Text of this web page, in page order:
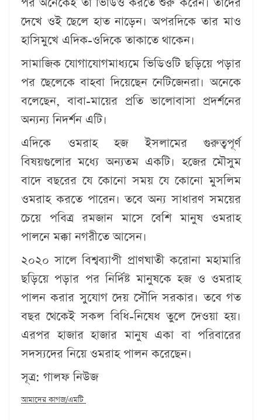
দেখে ওই ছেলে হাত নাড়েন। অপরদিকে তার মাও
হাসিমুখে এদিক-ওদিকে তাকাতে থাকেন।
সামাজিক যোগাযোগমাধ্যমে ভিডিওটি ছড়িয়ে পড়ার
পর ছেলেকে বাহবা দিয়েছেন নেটিজেনরা। অনেকে
বলেছেন, বাবা-মায়ের প্রতি ভালোবাসা প্রদর্শনের
অন্যন্য নিদর্শন এটি।
এদিকে ওমরাহ হজ ইসলামের গুরুত্বপূর্ণ
বিষয়গুলোর মধ্যে অন্যতম একটি। হজের মৌসুম
বাদে বছরের যে কোনো সময় যে কোনো মুসলিম
ওমরাহ করতে পারেন। তবে অন্য সাধারণ সময়ের
চেয়ে পবিত্র রমজান মাসে বেশি মানুষ ওমরাহ
পালনে মক্কা নগরীতে আসেন।
২০২০ সালে বিশ্বব্যাপী প্রাণঘাতী করোনা মহামারি
ছড়িয়ে পড়ার পর নির্দিষ্ট মানুষকে হজ ও ওমরাহ
পালন করার সুযোগ দেয় সৌদি সরকার। তবে গত
বছর থেকেই সকল বিধি-নিষেধ তুলে দেওয়া হয়।
এরপর হাজার হাজার মানুষ একা বা পরিবারের
সদস্যদের নিয়ে ওমরাহ পালন করেছেন।
সূত্র: গালফ নিউজ
আমাদের কাগজ/এমটি